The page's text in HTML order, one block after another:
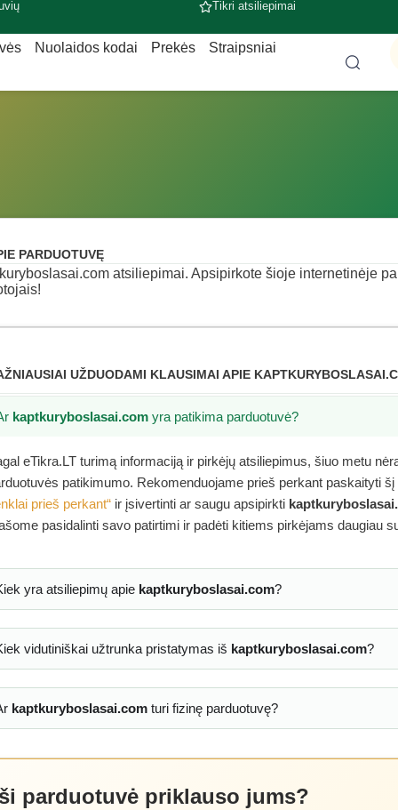
Tikri atsiliepimai
Nuolaidos kodai Prekės Straipsniai
PARDUOTUVĘ
atsiliepimai. Apsipirkote šioje internetinėje
UŽDUODAMI KLAUSIMAI APIE
kaptkuryboslasai.com yra patikima parduotuvė?
eTikra.LT turimą informaciją ir pirkėjų atsiliepimus, šiuo metu
patikimumo. Rekomenduojame prieš perkant paskaityti šį
prieš perkant“ ir įsivertinti ar saugu apsipirkti
pasidalinti savo patirtimi ir padėti kitiems pirkėjams daugiau
yra atsiliepimų apie kaptkuryboslasai.com?
vidutiniškai užtrunka pristatymas iš kaptkuryboslasai.com?
kaptkuryboslasai.comturi fizinę parduotuvę?
parduotuvė priklauso jums?